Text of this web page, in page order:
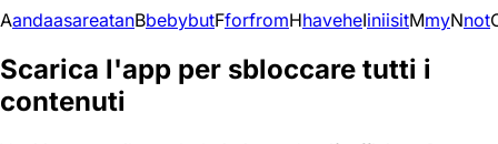
AandaasareatanBbebybutFforfromHhaveheIiniisitMmyNnot
Scarica l'app per sbloccare tutti i
contenuti